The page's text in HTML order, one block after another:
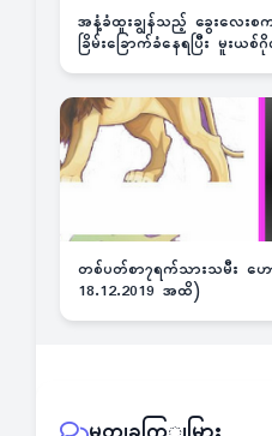
အနံ့ခံထူးချွန်သည့် ခွေးလေး
ခြိမ်းခြောက်ခံနေရပြီး မူး
တစ်ပတ်စာ၇ရက်သားသမီး ဟေ
18.12.2019 အထိ)